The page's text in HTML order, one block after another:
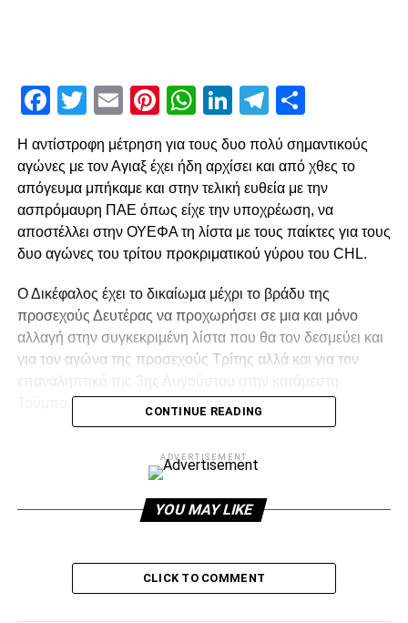
Facebook
Twitter
EmailPinterest
WhatsApp
LinkedIn
Telegram
Η αντίστροφη μέτρηση για τους δυο πολύ σημαντικούς
αγώνες με τον Αγιαξ έχει ήδη αρχίσει και από χθες το
απόγευμα μπήκαμε και στην τελική ευθεία με την
ασπρόμαυρη ΠΑΕ όπως είχε την υποχρέωση, να
αποστέλλει στην ΟΥΕΦΑ τη λίστα με τους παίκτες για τους
δυο αγώνες του τρίτου προκριματικού γύρου του CHL.
Ο Δικέφαλος έχει το δικαίωμα μέχρι το βράδυ της
προσεχούς Δευτέρας να προχωρήσει σε μια και μόνο
αλλαγή στην συγκεκριμένη λίστα που θα τον δεσμεύει και
για τον αγώνα της προσεχούς Τρίτης αλλά και για τον
ευχέρεια του Βλάνταν Ιβιτς να αλλάξει για τους δυο
περίπτωση που ο Δικέφαλος δεν καταφέρει να περάσει το
ADVERTISEMENT
CONTINUE READING
ADVERTISEMENT
YOU MAY LIKE
CLICK TO COMMENT